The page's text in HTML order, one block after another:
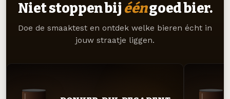
Niet stoppen bij ééngoed bier.
Doe de smaaktest en ontdek welke bieren écht in
jouw straatje liggen.